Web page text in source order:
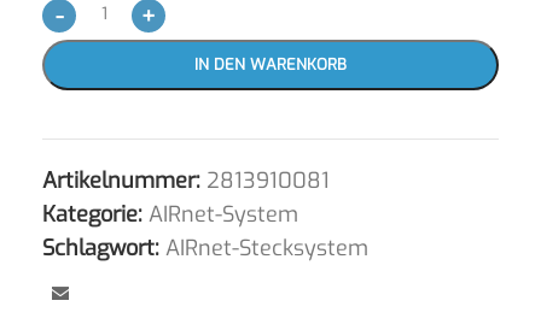
- +
IN DEN WARENKORB
Artikelnummer: 2813910081
Kategorie: AIRnet-System
Schlagwort: AIRnet-Stecksystem